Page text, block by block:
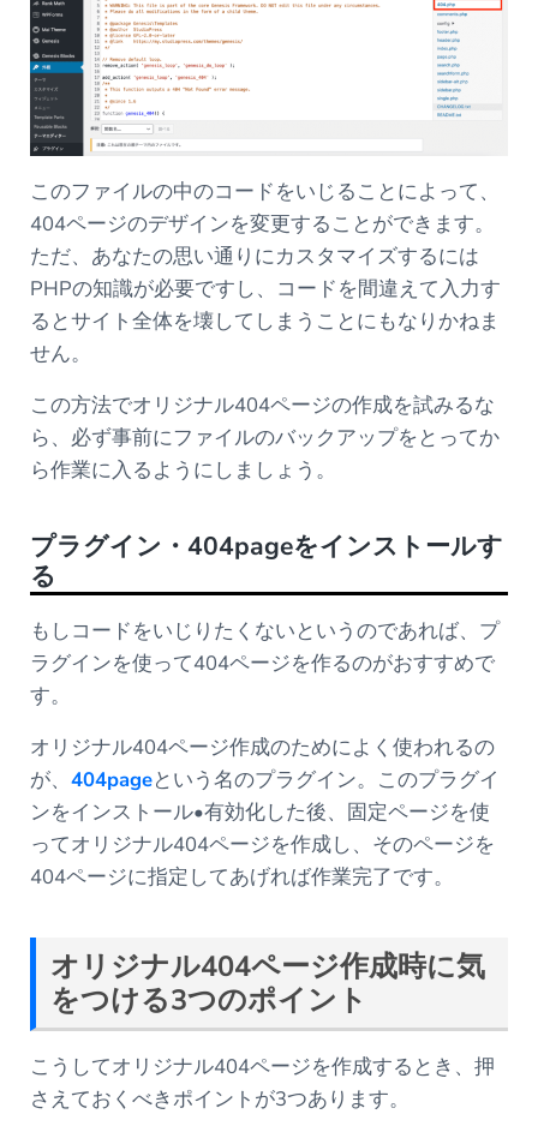
このファイルの中のコードをいじることによって、
404ページのデザインを変更することができます。
ただ、あなたの思い通りにカスタマイズするには
PHPの知識が必要ですし、コードを間違えて入力す
るとサイト全体を壊してしまうことにもなりかねま
せん。
この方法でオリジナル404ページの作成を試みるな
ら、必ず事前にファイルのバックアップをとってか
ら作業に入るようにしましょう。
プラグイン・404pageをインストールす
る
もしコードをいじりたくないというのであれば、プ
ラグインを使って404ページを作るのがおすすめで
す。
オリジナル404ページ作成のためによく使われるの
が、 404pageという名のプラグイン。このプラグイ
ンをインストール•有効化した後、固定ページを使
ってオリジナル404ページを作成し、そのページを
404ページに指定してあげれば作業完了です。
オリジナル404ページ作成時に気
をつける3つのポイント
こうしてオリジナル404ページを作成するとき、押
さえておくべきポイントが3つあります。